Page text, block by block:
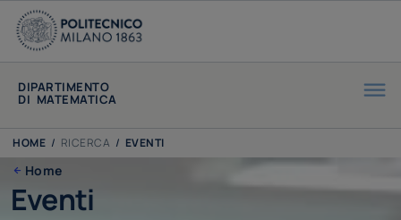
DIPARTIMENTO
DI MATEMATICA
HOME / RICERCA / EVENTI
Home
Eventi